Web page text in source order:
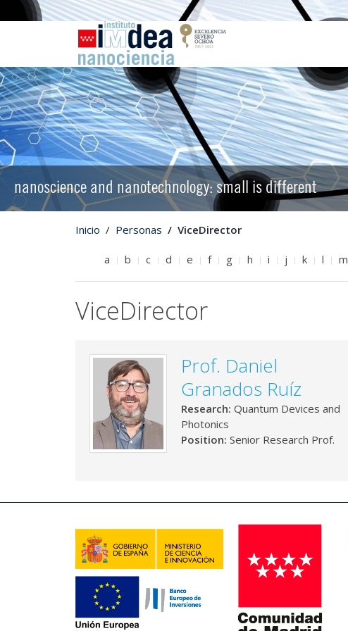
nanoscience and nanotechnology: small is different
Inicio Personas ViceDirector
a b c d e f g h i j k l m
ViceDirector
Prof. Daniel
Granados Ruíz
Research: Quantum Devices and
Photonics
Position: Senior Research Prof.